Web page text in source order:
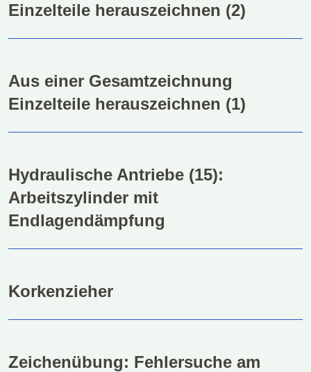
Einzelteile herauszeichnen (2)
Aus einer Gesamtzeichnung
Einzelteile herauszeichnen (1)
Hydraulische Antriebe (15):
Arbeitszylinder mit
Endlagendämpfung
Korkenzieher
Zeichenübung: Fehlersuche am